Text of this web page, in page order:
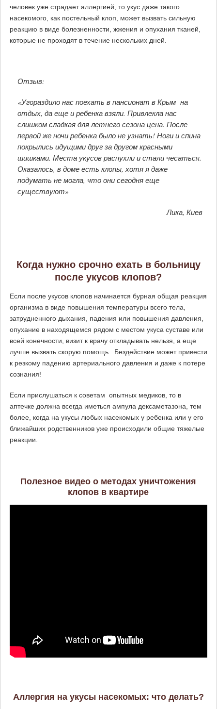
человек уже страдает аллергией, то укус даже такого
насекомого, как постельный клоп, может вызвать сильную
реакцию в виде болезненности, жжения и опухания тканей,
которые не проходят в течение нескольких дней.
Отзыв:
«Угораздило нас поехать в пансионат в Крым на
отдых, да еще и ребенка взяли. Привлекла нас
слишком сладкая для летнего сезона цена. После
первой же ночи ребенка было не узнать! Ноги и спина
покрылись идущими друг за другом красными
шишками. Места укусов распухли и стали чесаться.
Оказалось, в доме есть клопы, хотя я даже
подумать не могла, что они сегодня еще
существуют»
Лика, Киев
Когда нужно срочно ехать в больницу
после укусов клопов?
Если после укусов клопов начинается бурная общая реакция
организма в виде повышения температуры всего тела,
затрудненного дыхания, падения или повышения давления,
опухание в находящемся рядом с местом укуса суставе или
всей конечности, визит к врачу откладывать нельзя, а еще
лучше вызвать скорую помощь. Бездействие может привести
к резкому падению артериального давления и даже к потере
сознания!
Если прислушаться к советам опытных медиков, то в
аптечке должна всегда иметься ампула дексаметазона, тем
более, когда на укусы любых насекомых у ребенка или у его
ближайших родственников уже происходили общие тяжелые
реакции.
Полезное видео о методах уничтожения
клопов в квартире
Аллергия на укусы насекомых: что делать?